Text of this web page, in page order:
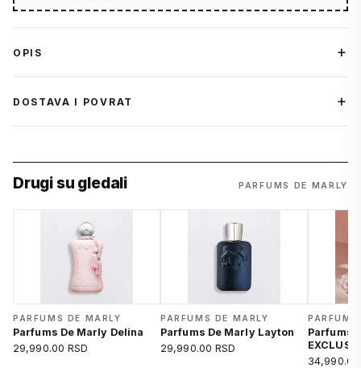
OPIS
DOSTAVA I POVRAT
Drugi su gledali PARFUMS DE MARLY
PARFUMS DE MARLY
Parfums De Marly Delina
29,990.00 RSD
PARFUMS DE MARLY
Parfums De Marly Layton
29,990.00 RSD
Parfums
EXCLUSIF
34,990.00